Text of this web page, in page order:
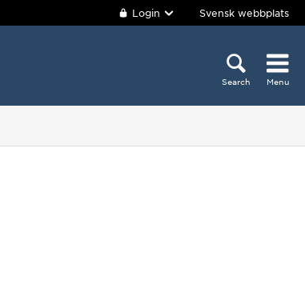
Login Svensk webbplats
Search Menu